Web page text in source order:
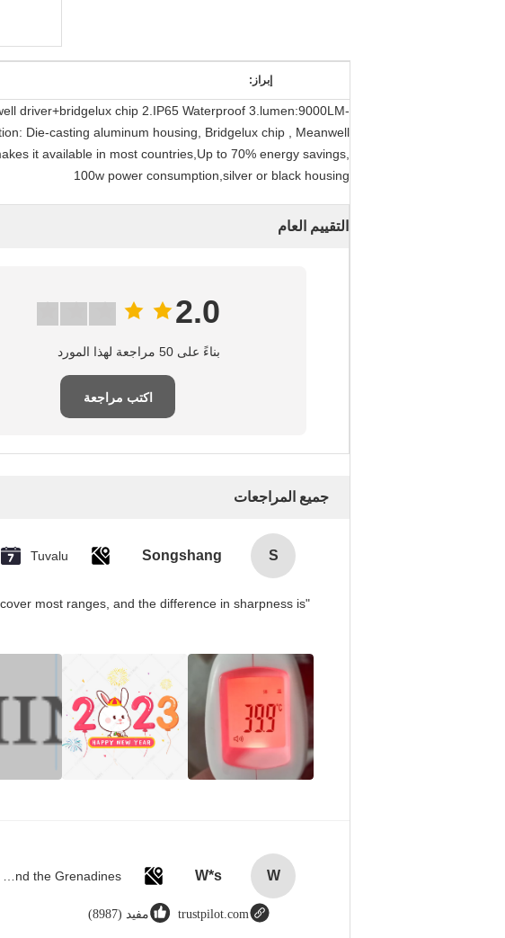
إبراز:
driver+bridgelux chip 2.IP65 Waterproof 3.lumen:9000LM-
Die-casting aluminum housing, Bridgelux chip , Meanwell
it available in most countries,Up to 70% energy savings,
100w power consumption,silver or black housing
التقييم العام
2.0
بناءً على 50 مراجعة لهذا المورد
اكتب مراجعة
جميع المراجعات
S
Songshang
Tuvalu
most ranges, and the difference in sharpness is
W
W*s
trustpilot.com مفيد (8987)